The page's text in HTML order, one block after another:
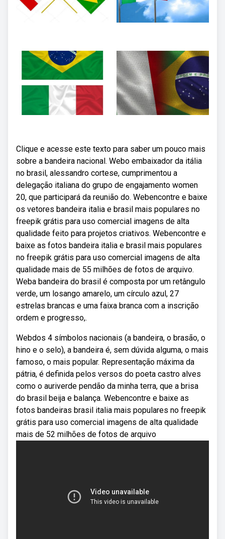
Clique e acesse este texto para saber um pouco mais
sobre a bandeira nacional. Webo embaixador da itália
no brasil, alessandro cortese, cumprimentou a
delegação italiana do grupo de engajamento women
20, que participará da reunião do. Webencontre e baixe
os vetores bandeira italia e brasil mais populares no
freepik grátis para uso comercial imagens de alta
qualidade feito para projetos criativos. Webencontre e
baixe as fotos bandeira italia e brasil mais populares
no freepik grátis para uso comercial imagens de alta
qualidade mais de 55 milhões de fotos de arquivo.
Weba bandeira do brasil é composta por um retângulo
verde, um losango amarelo, um círculo azul, 27
estrelas brancas e uma faixa branca com a inscrição
ordem e progresso,.
Webdos 4 símbolos nacionais (a bandeira, o brasão, o
hino e o selo), a bandeira é, sem dúvida alguma, o mais
famoso, o mais popular. Representação máxima da
pátria, é definida pelos versos do poeta castro alves
como o auriverde pendão da minha terra, que a brisa
do brasil beija e balança. Webencontre e baixe as
fotos bandeiras brasil italia mais populares no freepik
grátis para uso comercial imagens de alta qualidade
mais de 52 milhões de fotos de arquivo